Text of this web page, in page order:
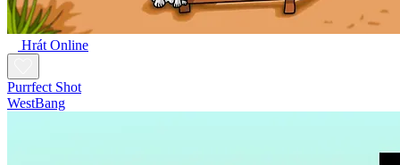
Hrát Online
Purrfect Shot
WestBang